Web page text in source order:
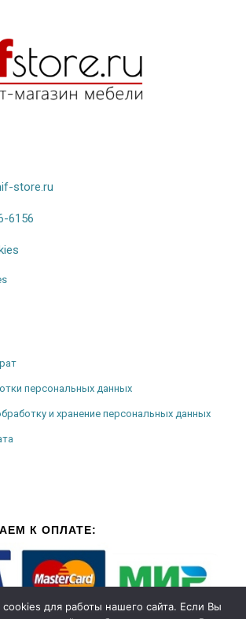
store.ru
6156
персональных данных
и хранение персональных данных
К ОПЛАТЕ:
для работы нашего сайта. Если Вы